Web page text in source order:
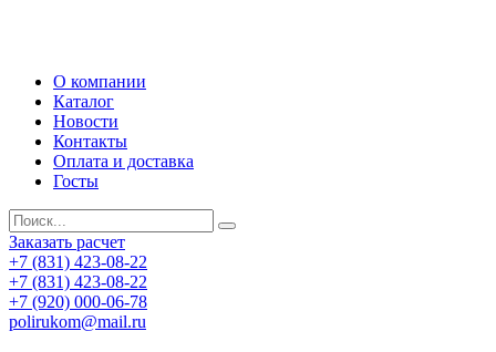
О компании
Каталог
Новости
Контакты
Оплата и доставка
Госты
Заказать расчет
+7 (831) 423-08-22
+7 (831) 423-08-22
+7 (920) 000-06-78
polirukom@mail.ru